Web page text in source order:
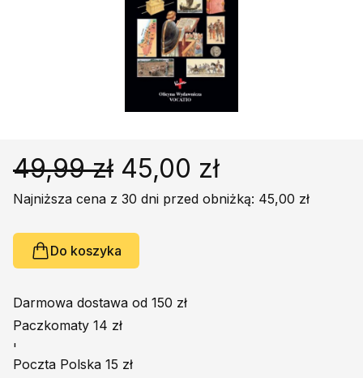
Książki obcojęzyczne
Podręczniki szkolne
Promocja
49,99 zł 45,00 zł
Najniższa cena z 30 dni przed obniżką: 45,00 zł
Do koszyka
Darmowa dostawa od 150 zł
Paczkomaty 14 zł
'
Poczta Polska 15 zł